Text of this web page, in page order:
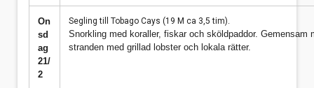
On
sd
ag
21/
2
Segling till Tobago Cays (19 M ca 3,5 tim).
Snorkling med koraller, fiskar och sköldpaddor. Gemensam
stranden med grillad lobster och lokala rätter.